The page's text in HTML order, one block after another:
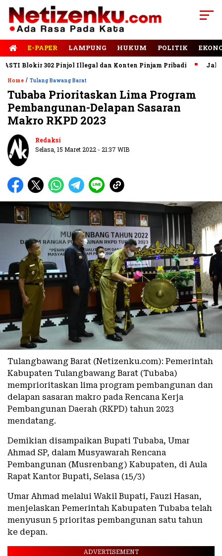
E-PAPER LAMPUNG HUKUM POLITIK
Blokir 302 Pinjol Illegal dan Konten Pinjam Pribadi Jalan
Home / Tulang Bawang Barat
Tubaba Prioritaskan Lima Program
Pembangunan-Delapan Sasaran
Makro RKPD 2023
Redaksi
Selasa, 15 Maret 2022 - 21:37 WIB
Tulangbawang Barat (Netizenku.com): Pemerintah
Kabupaten Tulangbawang Barat (Tubaba)
memprioritaskan lima program pembangunan dan
delapan sasaran makro pada Rencana Kerja
Pembangunan Daerah (RKPD) tahun 2023
mendatang.
Demikian disampaikan Bupati Tubaba, Umar
Ahmad SP, dalam Musyawarah Rencana
Pembangunan (Musrenbang) Kabupaten, di Aula
Rapat Kantor Bupati, Selasa (15/3)
Umar Ahmad melalui Wakil Bupati, Fauzi Hasan,
menjelaskan Pemerintah Kabupaten Tubaba telah
menyusun 5 prioritas pembangunan satu tahun
ke depan.
ADVERTISEMENT